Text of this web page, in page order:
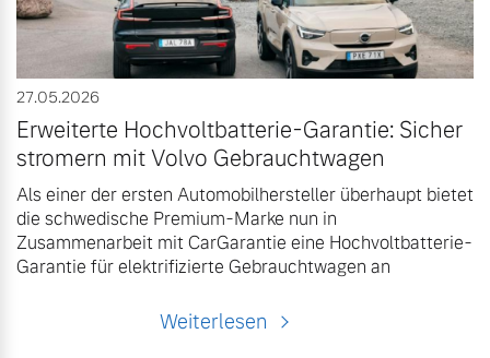
27.05.2026
Erweiterte Hochvoltbatterie-Garantie: Sicher
stromern mit Volvo Gebrauchtwagen
Als einer der ersten Automobilhersteller überhaupt bietet
die schwedische Premium-Marke nun in
Zusammenarbeit mit CarGarantie eine Hochvoltbatterie-
Garantie für elektrifizierte Gebrauchtwagen an
Weiterlesen